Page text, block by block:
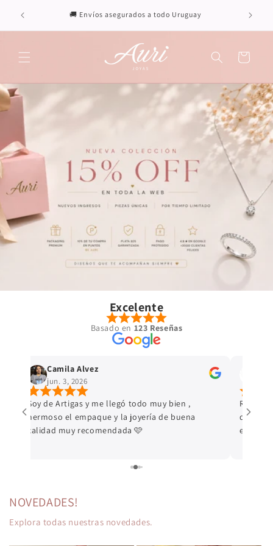
directamente
🚚 Envíos asegurados a todo Uruguay
Carrito
Excelente
Basado en 123 Reseñas
Camila Alvez
jun. 3, 2026
Soy de Artigas y me llegó todo muy bien ,
hermoso el empaque y la joyería de buena
calidad muy recomendada 🩷
Realicé
de
NOVEDADES!
Explora todas nuestras novedades.